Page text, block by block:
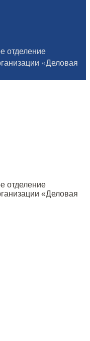
отделение
«Деловая
отделение
«Деловая